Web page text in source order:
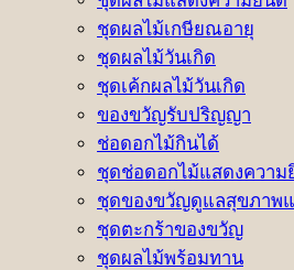
ชุดผลไม้เกษียณอายุ
ชุดผลไม้วันเกิด
ชุดเค้กผลไม้วันเกิด
ของขวัญรับปริญญา
ช่อดอกไม้กินได้
ชุดช่อดอกไม้แสดงความ
ชุดของขวัญดูแลสุขภาพ
ชุดตะกร้าของขวัญ
ชุดผลไม้พร้อมทาน